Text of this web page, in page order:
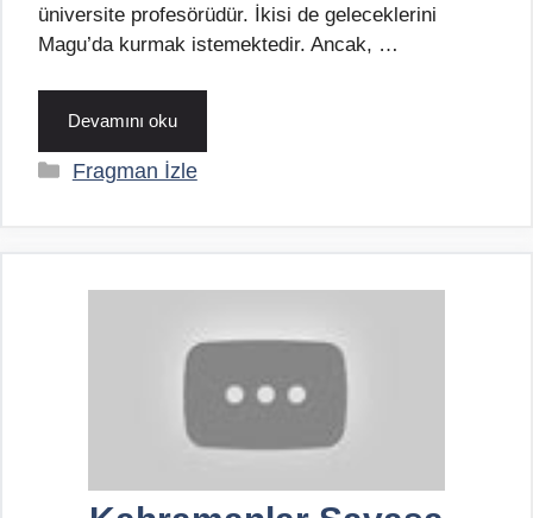
üniversite profesörüdür. İkisi de geleceklerini
Magu’da kurmak istemektedir. Ancak, …
Devamını oku
Kategoriler
Fragman İzle